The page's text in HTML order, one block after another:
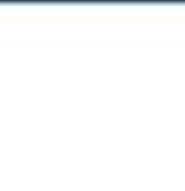
Niños,
Es